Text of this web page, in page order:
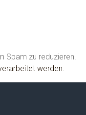
Spam zu reduzieren.
werden.